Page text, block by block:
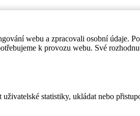
webu a zpracovali osobní údaje.
k provozu webu. Své
statistiky, ukládat nebo